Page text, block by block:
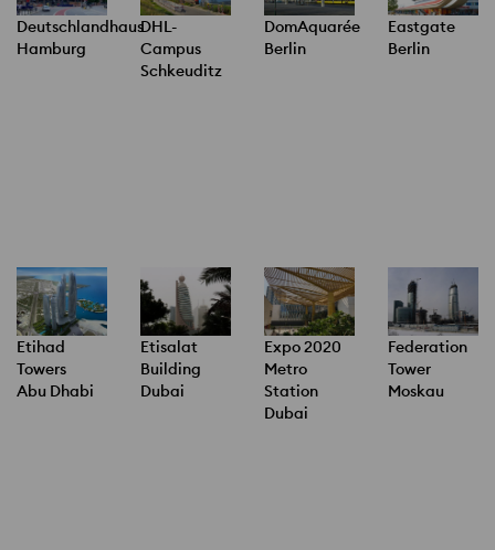
Deutschlandhaus
Hamburg
DHL-
Campus
Schkeuditz
DomAquarée
Berlin
Eastgate
Berlin
Etihad
Towers
Abu Dhabi
Etisalat
Building
Dubai
Expo 2020
Metro
Station
Dubai
Federation
Tower
Moskau